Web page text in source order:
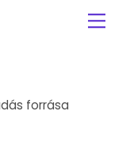
forrása